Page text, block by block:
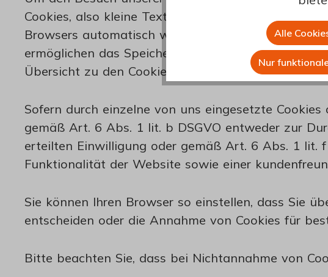
Cookies, also kleine Textdateien, die auf Ihrem
Browsers automatisch wieder gelöscht (sog.
ermöglichen das Speichern von
Übersicht zu den Cookie-Einstellungen Ihres
Sofern durch einzelne von uns eingesetzte
gemäß Art. 6 Abs. 1 lit. b DSGVO entweder zur
erteilten Einwilligung oder gemäß Art. 6 Abs. 1 lit.
Funktionalität der Website sowie einer
Sie können Ihren Browser so einstellen, dass Sie
entscheiden oder die Annahme von Cookies für
Bitte beachten Sie, dass bei Nichtannahme von
Alle
Nur